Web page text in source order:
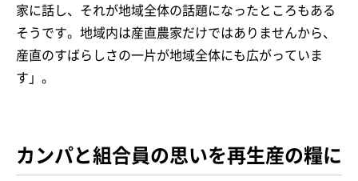
家に話し、それが地域全体の話題になったところもある
そうです。地域内は産直農家だけではありませんから、
産直のすばらしさの一片が地域全体にも広がっていま
す」。
カンパと組合員の思いを再生産の糧に